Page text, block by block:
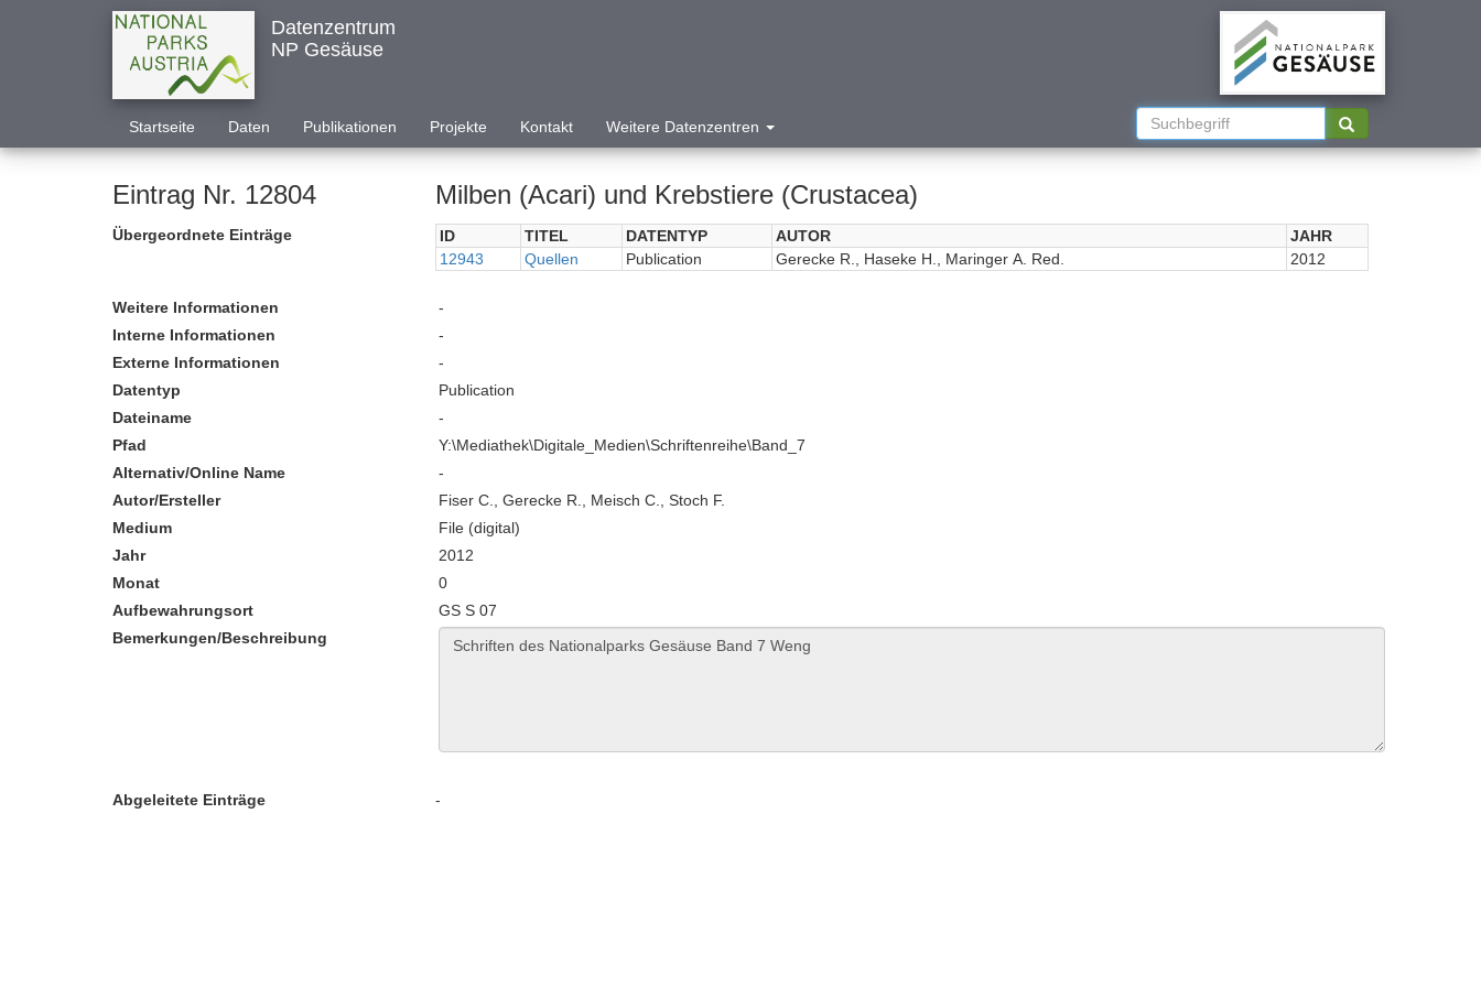
Datenzentrum
NP Gesäuse
Startseite Daten Publikationen Projekte Kontakt Weitere Datenzentren
Eintrag Nr. 12804 Milben (Acari) und Krebstiere (Crustacea)
Übergeordnete Einträge ID TITEL DATENTYP AUTOR
JAHR
12943
Quellen Publication Gerecke R., Haseke H., Maringer A. Red. 2012
Weitere Informationen
-
Interne Informationen
-
Externe Informationen
-
Datentyp
Publication
Dateiname
-
Pfad
Y:\Mediathek\Digitale_Medien\Schriftenreihe\Band_7
Alternativ/Online Name
-
Autor/Ersteller
Fiser C., Gerecke R., Meisch C., Stoch F.
Medium
File (digital)
Jahr
2012
Monat
0
Aufbewahrungsort
GS S 07
Bemerkungen/Beschreibung
Abgeleitete Einträge -